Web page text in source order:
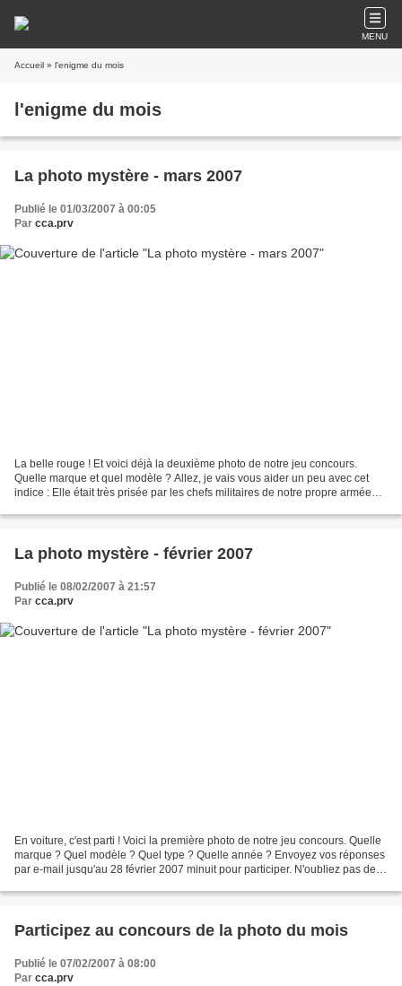
MENU
Accueil » l'enigme du mois
l'enigme du mois
La photo mystère - mars 2007
Publié le 01/03/2007 à 00:05
Par cca.prv
La belle rouge ! Et voici déjà la deuxième photo de notre jeu concours.
Quelle marque et quel modèle ? Allez, je vais vous aider un peu avec cet
indice : Elle était très prisée par les chefs militaires de notre propre armée
La photo mystère - février 2007
Publié le 08/02/2007 à 21:57
Par cca.prv
En voiture, c'est parti ! Voici la première photo de notre jeu concours. Quelle
marque ? Quel modèle ? Quel type ? Quelle année ? Envoyez vos réponses
par e-mail jusqu'au 28 février 2007 minuit pour participer. N'oubliez pas de
Participez au concours de la photo du mois
Publié le 07/02/2007 à 08:00
Par cca.prv